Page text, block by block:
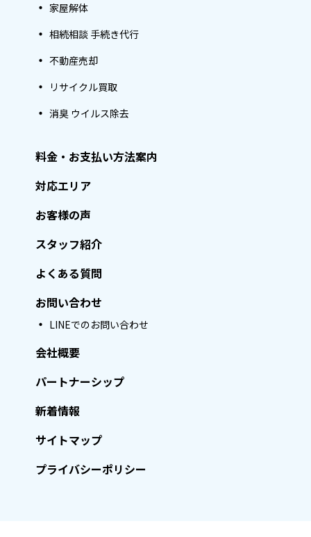
家屋解体
相続相談 手続き代行
不動産売却
リサイクル買取
消臭 ウイルス除去
料金・お支払い方法案内
対応エリア
お客様の声
スタッフ紹介
よくある質問
お問い合わせ
LINEでのお問い合わせ
会社概要
パートナーシップ
新着情報
サイトマップ
プライバシーポリシー